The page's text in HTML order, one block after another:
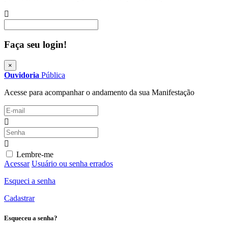
Faça seu login!
×
Ouvidoria Pública
Acesse para acompanhar o andamento da sua Manifestação
Lembre-me
Acessar Usuário ou senha errados
Esqueci a senha
Cadastrar
Esqueceu a senha?